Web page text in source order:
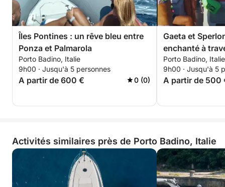
Îles Pontines : un rêve bleu entre
Ponza et Palmarola
Porto Badino, Italie
9h00 · Jusqu'à 5 personnes
A partir de 600 € 0 (0)
Gaeta et
enchanté à
nature
Porto Badino, Italie
9h00 · Jusqu'à 5
A partir de 500
Activités similaires près de Porto Badino, Italie